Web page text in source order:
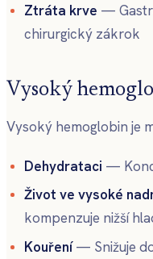
Ztráta krve —
chirurgický zákrok
Vysoký
Vysoký hemoglobin je
Dehydrataci —
Život ve vysoké
kompenzuje nižší
Kouření— Snižuje